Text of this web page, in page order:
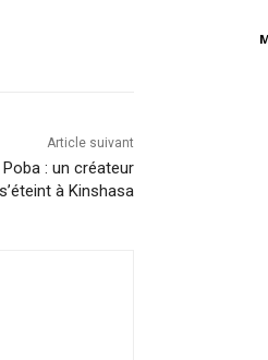
Article suivant
: un créateur
à Kinshasa